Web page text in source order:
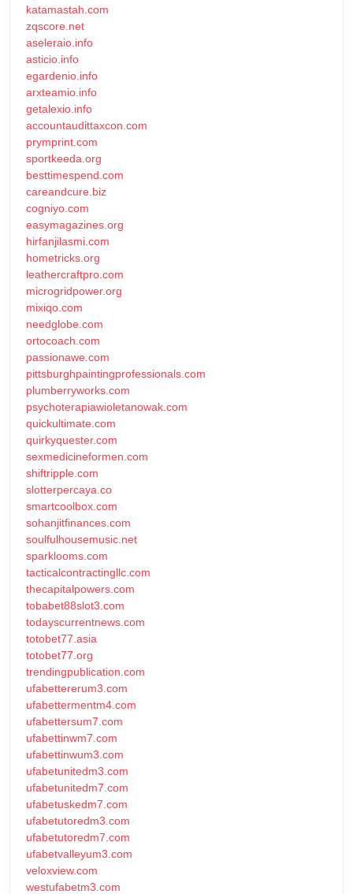
katamastah.com
zqscore.net
aseleraio.info
asticio.info
egardenio.info
arxteamio.info
getalexio.info
accountaudittaxcon.com
prymprint.com
sportkeeda.org
besttimespend.com
careandcure.biz
cogniyo.com
easymagazines.org
hirfanjilasmi.com
hometricks.org
leathercraftpro.com
microgridpower.org
mixiqo.com
needglobe.com
ortocoach.com
passionawe.com
pittsburghpaintingprofessionals.com
plumberryworks.com
psychoterapiawioletanowak.com
quickultimate.com
quirkyquester.com
sexmedicineformen.com
shiftripple.com
slotterpercaya.co
smartcoolbox.com
sohanjitfinances.com
soulfulhousemusic.net
sparklooms.com
tacticalcontractingllc.com
thecapitalpowers.com
tobabet88slot3.com
todayscurrentnews.com
totobet77.asia
totobet77.org
trendingpublication.com
ufabettererum3.com
ufabettermentm4.com
ufabettersum7.com
ufabettinwm7.com
ufabettinwum3.com
ufabetunitedm3.com
ufabetunitedm7.com
ufabetuskedm7.com
ufabetutoredm3.com
ufabetutoredm7.com
ufabetvalleyum3.com
veloxview.com
westufabetm3.com